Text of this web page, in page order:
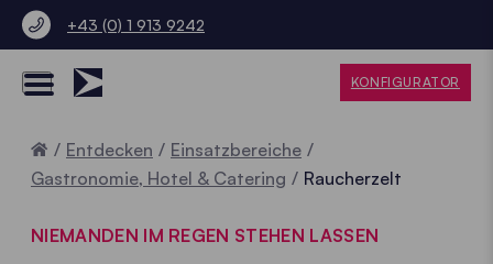
+43 (0) 1 913 9242
KONFIGURATOR
Home
Entdecken
Einsatzbereiche
Gastronomie, Hotel & Catering
Raucherzelt
NIEMANDEN IM REGEN STEHEN LASSEN